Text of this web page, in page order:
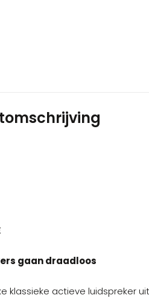
gaan draadloos
klassieke actieve luidspreker